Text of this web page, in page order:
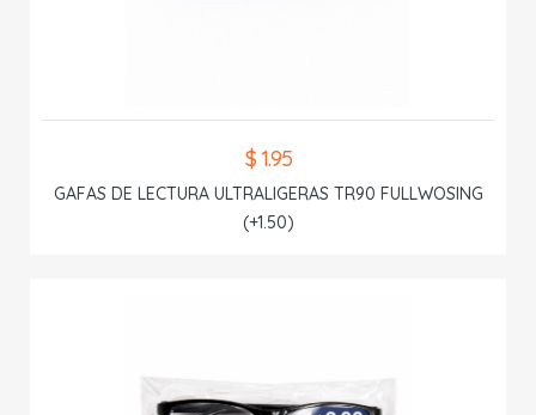
$ 1.95
GAFAS DE LECTURA ULTRALIGERAS TR90 FULLWOSING
(+1.50)